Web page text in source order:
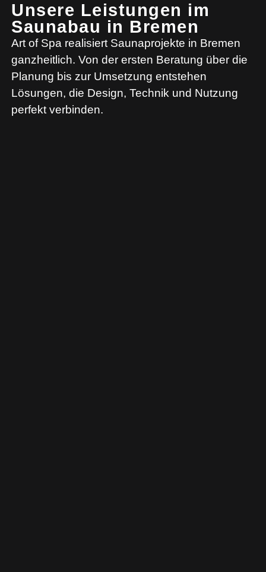
Unsere Leistungen im
Saunabau in Bremen
Art of Spa realisiert Saunaprojekte in Bremen
ganzheitlich. Von der ersten Beratung über die
Planung bis zur Umsetzung entstehen
Lösungen, die Design, Technik und Nutzung
perfekt verbinden.